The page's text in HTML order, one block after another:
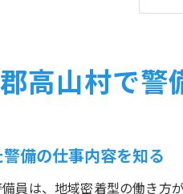
高山村で警
備の仕事内容を知る
員は、地域密着型の働き方